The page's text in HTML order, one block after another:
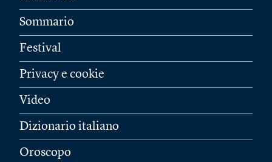
Sommario
Festival
Privacy e cookie
Video
Dizionario italiano
Oroscopo